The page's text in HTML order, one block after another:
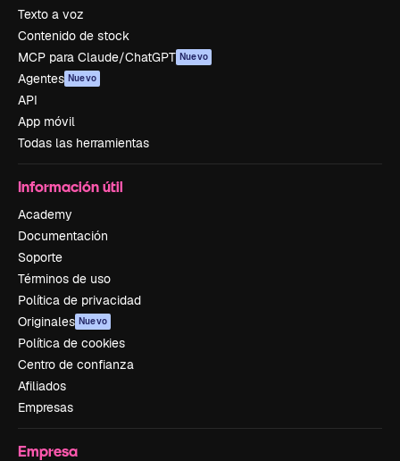
Texto a voz
Contenido de stock
MCP para Claude/ChatGPT Nuevo
Agentes Nuevo
API
App móvil
Todas las herramientas
Información útil
Academy
Documentación
Soporte
Términos de uso
Política de privacidad
Originales Nuevo
Política de cookies
Centro de confianza
Afiliados
Empresas
Empresa